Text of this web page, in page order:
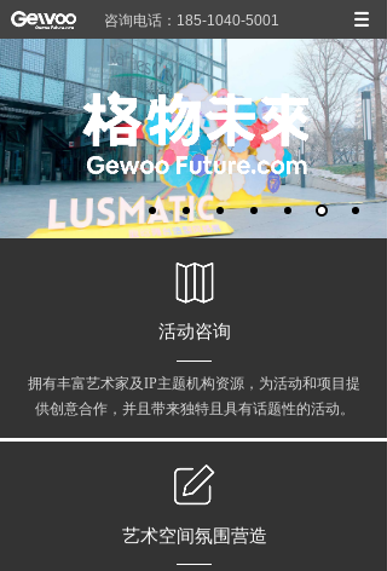
咨询电话：185-1040-5001
活动咨询
拥有丰富艺术家及IP主题机构资源，为活动和项目提
供创意合作，并且带来独特且具有话题性的活动。
艺术空间氛围营造